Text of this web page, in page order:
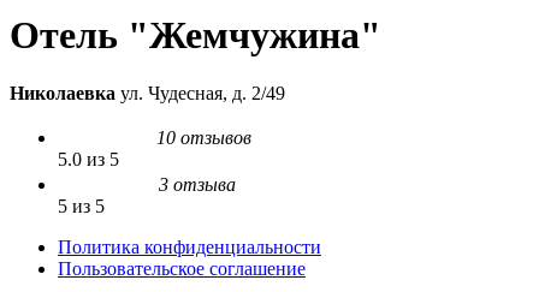
Отель "Жемчужина"
Николаевка ул. Чудесная, д. 2/49
10 отзывов
5.0 из 5
3 отзыва
5 из 5
Политика конфиденциальности
Пользовательское соглашение